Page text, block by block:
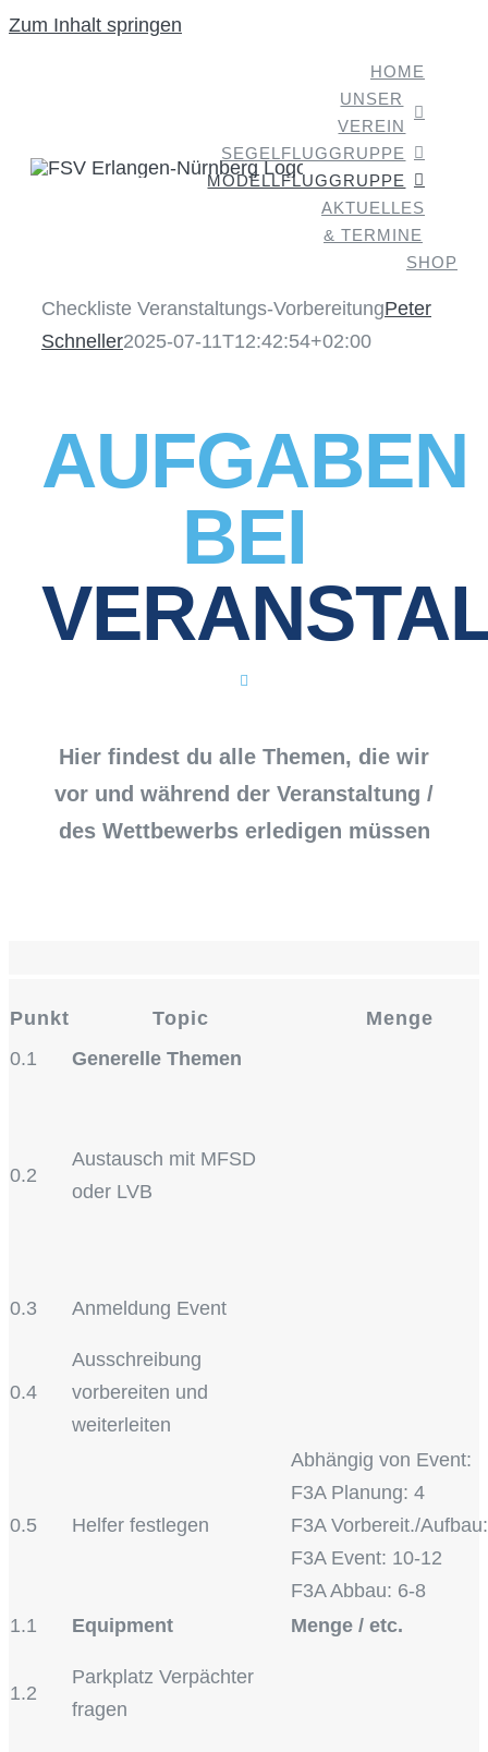
Zum Inhalt springen
HOME
UNSER
VEREIN
SEGELFLUGGRUPPE
MODELLFLUGGRUPPE
AKTUELLES
& TERMINE
SHOP
Checkliste Veranstaltungs-VorbereitungPeter
Schneller2025-07-11T12:42:54+02:00
AUFGABEN
BEI
Hier findest du alle Themen, die wir
vor und während der Veranstaltung /
des Wettbewerbs erledigen müssen
Punkt Topic
Menge
0.1
Generelle Themen
0.2
Austausch mit MFSD
oder LVB
0.3 Anmeldung Event
0.4
Ausschreibung
vorbereiten und
weiterleiten
0.5 Helfer festlegen
Abhängig von Event:
F3A Planung: 4
F3A Vorbereit./
F3A Event: 10-12
F3A Abbau: 6-8
1.1
Equipment Menge / etc.
1.2
Parkplatz Verpächter
fragen